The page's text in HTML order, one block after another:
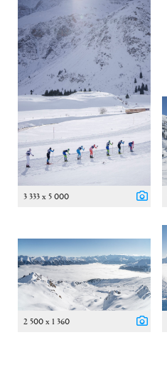
3 333 x 5 000
2 500 x 1 360